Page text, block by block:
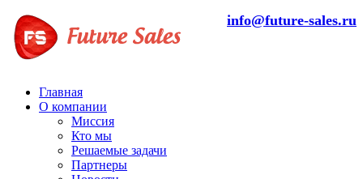
info@future-sales.ru
Главная
О компании
Миссия
Кто мы
Решаемые задачи
Партнеры